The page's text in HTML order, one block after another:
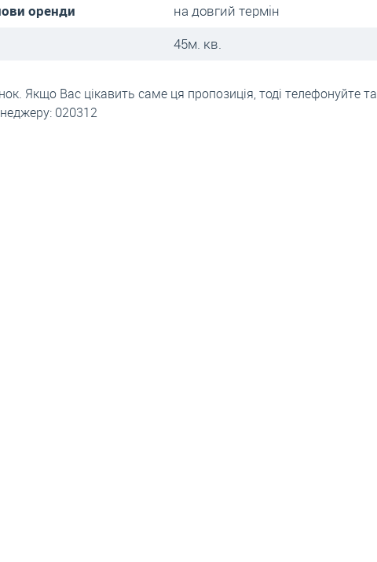
оренди
на довгий термін
45м. кв.
Якщо Вас цікавить саме ця пропозиція, тоді телефонуйте та
020312